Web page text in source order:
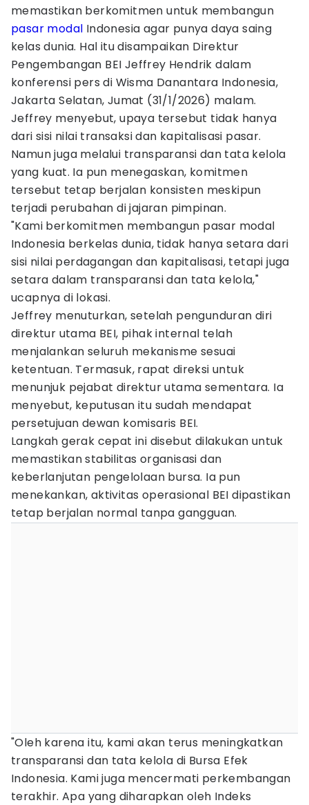
memastikan berkomitmen untuk membangun
pasar modal Indonesia agar punya daya saing
kelas dunia. Hal itu disampaikan Direktur
Pengembangan BEI Jeffrey Hendrik dalam
konferensi pers di Wisma Danantara Indonesia,
Jakarta Selatan, Jumat (31/1/2026) malam.
Jeffrey menyebut, upaya tersebut tidak hanya
dari sisi nilai transaksi dan kapitalisasi pasar.
Namun juga melalui transparansi dan tata kelola
yang kuat. Ia pun menegaskan, komitmen
tersebut tetap berjalan konsisten meskipun
terjadi perubahan di jajaran pimpinan.
"Kami berkomitmen membangun pasar modal
Indonesia berkelas dunia, tidak hanya setara dari
sisi nilai perdagangan dan kapitalisasi, tetapi juga
setara dalam transparansi dan tata kelola,"
ucapnya di lokasi.
Jeffrey menuturkan, setelah pengunduran diri
direktur utama BEI, pihak internal telah
menjalankan seluruh mekanisme sesuai
ketentuan. Termasuk, rapat direksi untuk
menunjuk pejabat direktur utama sementara. Ia
menyebut, keputusan itu sudah mendapat
persetujuan dewan komisaris BEI.
Langkah gerak cepat ini disebut dilakukan untuk
memastikan stabilitas organisasi dan
keberlanjutan pengelolaan bursa. Ia pun
menekankan, aktivitas operasional BEI dipastikan
tetap berjalan normal tanpa gangguan.
"Oleh karena itu, kami akan terus meningkatkan
transparansi dan tata kelola di Bursa Efek
Indonesia. Kami juga mencermati perkembangan
terakhir. Apa yang diharapkan oleh Indeks